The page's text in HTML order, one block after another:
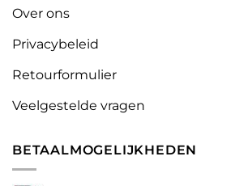
Over ons
Privacybeleid
Retourformulier
Veelgestelde vragen
BETAALMOGELIJKHEDEN